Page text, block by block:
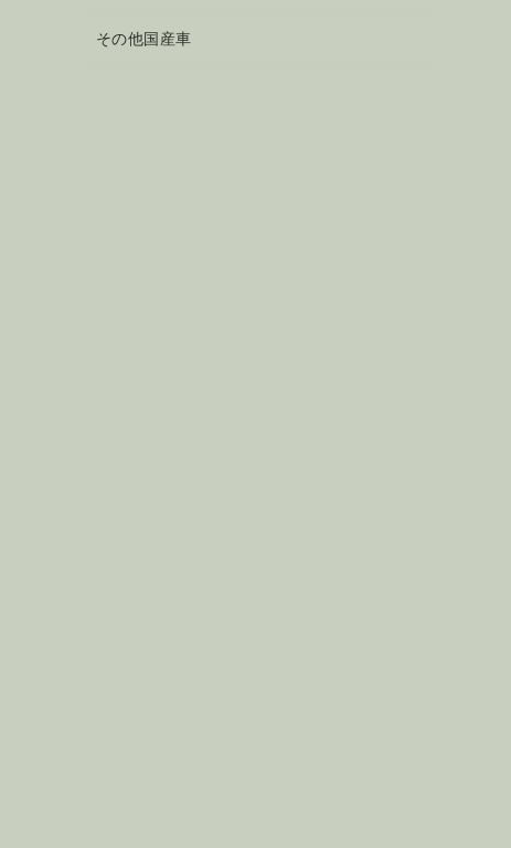
その他国産車